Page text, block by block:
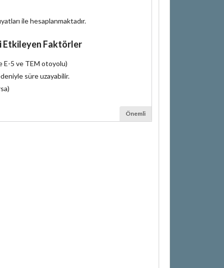
ile hesaplanmaktadır.
Etkileyen Faktörler
E-5 ve TEM otoyolu)
süre uzayabilir.
Önemli